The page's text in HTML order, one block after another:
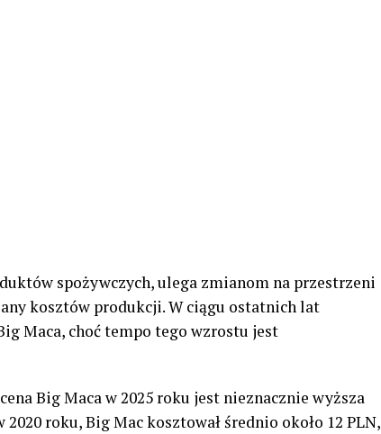
spożywczych, ulega zmianom na przestrzeni
kosztów produkcji. W ciągu ostatnich lat
Maca, choć tempo tego wzrostu jest
Big Maca w 2025 roku jest nieznacznie wyższa
roku, Big Mac kosztował średnio około 12 PLN,